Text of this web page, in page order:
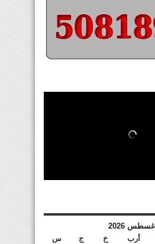
2026
أرب خ ج
س